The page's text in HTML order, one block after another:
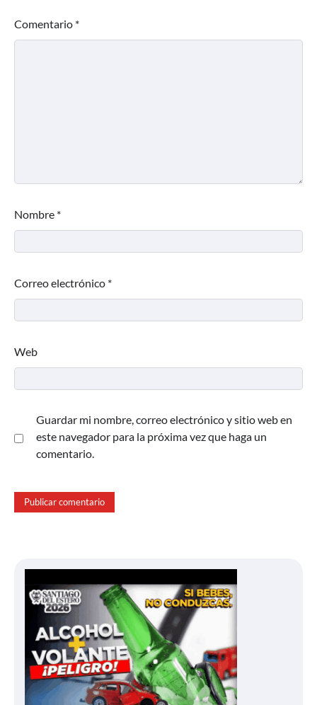
Comentario *
Nombre *
Correo electrónico *
Web
Guardar mi nombre, correo electrónico y sitio web en
este navegador para la próxima vez que haga un
comentario.